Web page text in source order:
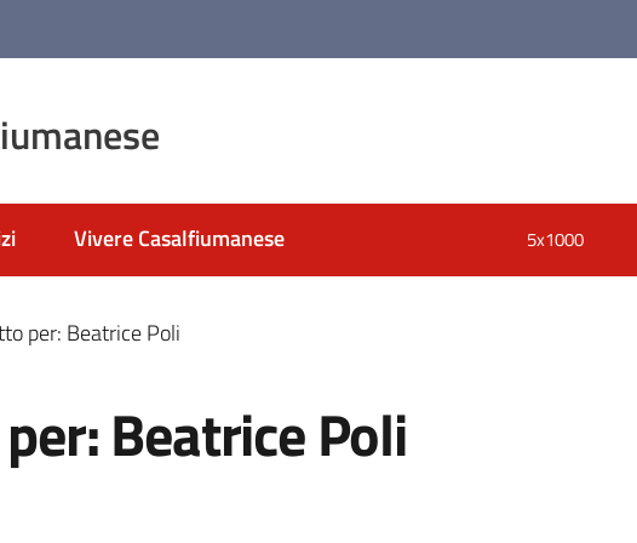
Vivere Casalfiumanese 5x1000
per: Beatrice Poli
Beatrice Poli